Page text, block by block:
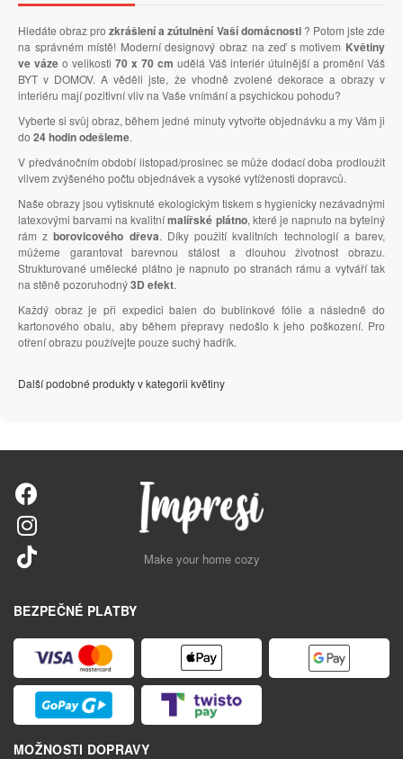
Hledáte obraz prozkrášlení a zútulnění Vaší domácnosti? Potom jste zde
na správném místě! Moderní designový obraz na zeď s motivem Květiny
ve váze o velikosti 70 x 70 cm udělá Váš interiér útulnější a promění Váš
BYT v DOMOV. A věděli jste, že vhodně zvolené dekorace a obrazy v
interiéru mají pozitivní vliv na Vaše vnímání a psychickou pohodu?
Vyberte si svůj obraz, během jedné minuty vytvořte objednávku a my Vám ji
do 24 hodin odešleme.
V předvánočním období listopad/prosinec se může dodací doba prodloužit
vlivem zvýšeného počtu objednávek a vysoké vytíženosti dopravců.
Naše obrazy jsou vytisknuté ekologickým tiskem s hygienicky nezávadnými
latexovými barvami na kvalitnímalířské plátno, které je napnuto na bytelný
rám zborovicového dřeva. Díky použití kvalitních technologií a barev,
můžeme garantovat barevnou stálost a dlouhou životnost obrazu.
Strukturované umělecké plátno je napnuto po stranách rámu a vytváří tak
na stěně pozoruhodný3D efekt.
Každý obraz je při expedici balen do bublinkové fólie a následně do
kartonového obalu, aby během přepravy nedošlo k jeho poškození. Pro
otření obrazu používejte pouze suchý hadřík.
Další podobné produkty v kategorii květiny
Make your home cozy
BEZPEČNÉ PLATBY
MOŽNOSTI DOPRAVY